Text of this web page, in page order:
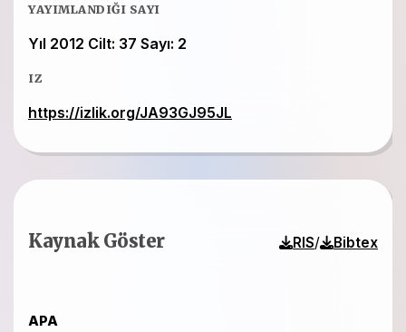
YAYIMLANDIĞI SAYI
Yıl 2012 Cilt: 37 Sayı: 2
IZ
https://izlik.org/JA93GJ95JL
Kaynak Göster RIS/ Bibtex
APA